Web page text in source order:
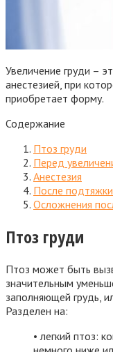
Увеличение груди –
анестезией, при
приобретает форму.
Содержание
Птоз груди
Перед
Анестезия
После
Осложнения
Птоз груди
Птоз может быть
значительным
заполняющей грудь,
Разделен на:
• легкий птоз: